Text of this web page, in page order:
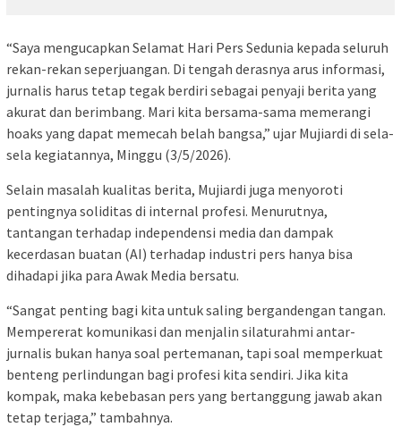
“Saya mengucapkan Selamat Hari Pers Sedunia kepada seluruh
rekan-rekan seperjuangan. Di tengah derasnya arus informasi,
jurnalis harus tetap tegak berdiri sebagai penyaji berita yang
akurat dan berimbang. Mari kita bersama-sama memerangi
hoaks yang dapat memecah belah bangsa,” ujar Mujiardi di sela-
sela kegiatannya, Minggu (3/5/2026).
Selain masalah kualitas berita, Mujiardi juga menyoroti
pentingnya soliditas di internal profesi. Menurutnya,
tantangan terhadap independensi media dan dampak
kecerdasan buatan (AI) terhadap industri pers hanya bisa
dihadapi jika para Awak Media bersatu.
“Sangat penting bagi kita untuk saling bergandengan tangan.
Mempererat komunikasi dan menjalin silaturahmi antar-
jurnalis bukan hanya soal pertemanan, tapi soal memperkuat
benteng perlindungan bagi profesi kita sendiri. Jika kita
kompak, maka kebebasan pers yang bertanggung jawab akan
tetap terjaga,” tambahnya.